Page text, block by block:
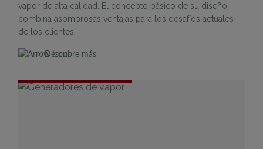
vapor de alta calidad. El concepto básico de su diseño
combina asombrosas ventajas para los desafíos actuales
de los clientes.
Descubre más